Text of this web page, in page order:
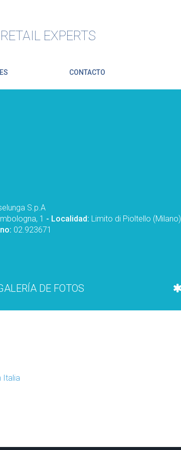
EXPERTS
CONTACTO
S.p.A
1 - Localidad: Limito di Pioltello (Milano)
02.923671
DE FOTOS
Italia